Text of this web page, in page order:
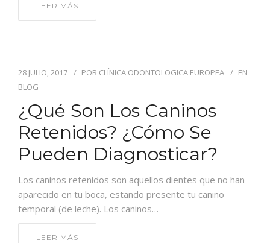
LEER MÁS
28 JULIO, 2017 POR CLÍNICA ODONTOLOGICA EUROPEA
EN
BLOG
¿Qué Son Los Caninos
Retenidos? ¿Cómo Se
Pueden Diagnosticar?
Los caninos retenidos son aquellos dientes que no han
aparecido en tu boca, estando presente tu canino
temporal (de leche). Los caninos…
LEER MÁS